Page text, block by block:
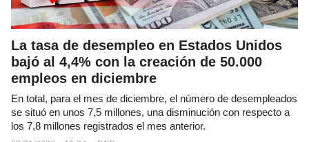
La tasa de desempleo en Estados Unidos
bajó al 4,4% con la creación de 50.000
empleos en diciembre
En total, para el mes de diciembre, el número de desempleados
se situó en unos 7,5 millones, una disminución con respecto a
los 7,8 millones registrados el mes anterior.